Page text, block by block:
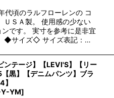
頃のラルフローレンの コ
ＵＳＡ製。 使用感の少ない
です。 実寸を参考に是非宜
◆サイズ◇ サイズ表記：…
テージ】【LEVI'S】【リー
黒】【デニムパンツ】ブラ
YM]